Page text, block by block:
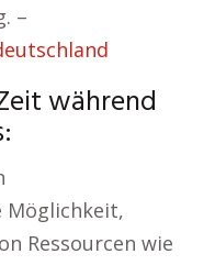
–
während
Möglichkeit,
Ressourcen wie